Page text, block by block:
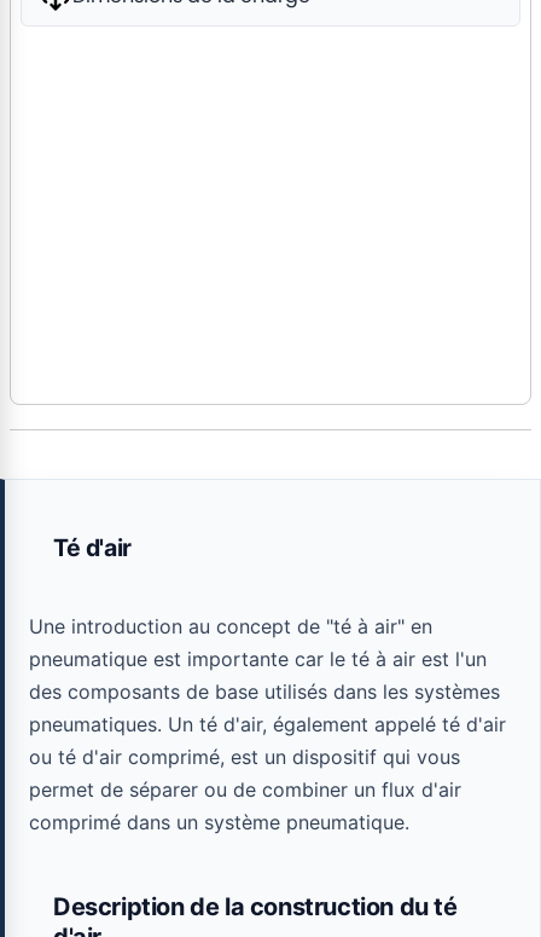
Té d'air
Une introduction au concept de "té à air" en
pneumatique est importante car le té à air est l'un
des composants de base utilisés dans les systèmes
pneumatiques. Un té d'air, également appelé té d'air
ou té d'air comprimé, est un dispositif qui vous
permet de séparer ou de combiner un flux d'air
comprimé dans un système pneumatique.
Description de la construction du té